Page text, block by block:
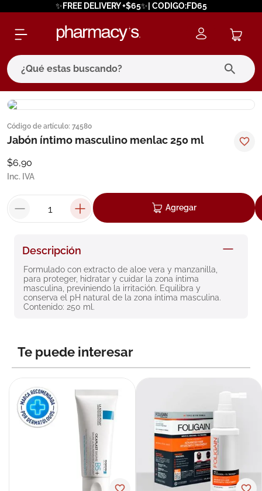
✨FREE DELIVERY +$65✨| CODIGO:FD65
¿Qué estas buscando?
Código de artículo: 74580
Jabón íntimo masculino menlac 250 ml
$6,90
Inc. IVA
Agregar
Descripción
Formulado con extracto de aloe vera y manzanilla,
para proteger, hidratar y cuidar la zona íntima
masculina, previniendo la irritación. Equilibra y
conserva el pH natural de la zona íntima masculina.
Contenido: 250 ml.
Te puede interesar
términos más buscados
1. eucerin
cerave
7. isdin
8. roche posay
9. megacistin